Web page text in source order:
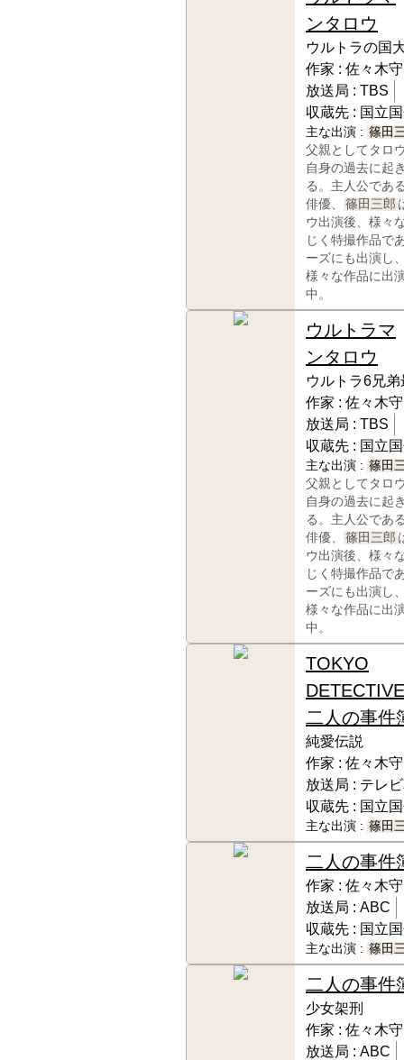
ンタロウ
ウルトラの国
作家 : 佐々木守
放送局 : TBS
収蔵先 : 国立
主な出演 : 篠田
父親としてタロ
自身の過去に起
る。主人公であ
俳優、
篠田三郎
ウ出演後、様々
じく特撮作品で
ーズにも出演し
様々な作品に出
中。
ウルトラマ
ンタロウ
ウルトラ6兄
作家 : 佐々木守
放送局 : TBS
収蔵先 : 国立
主な出演 : 篠田
父親としてタロ
自身の過去に起
る。主人公であ
俳優、
篠田三郎
ウ出演後、様々
じく特撮作品で
ーズにも出演し
様々な作品に出
中。
TOKYO
二人の事件
純愛伝説
作家 : 佐々木守
放送局 : テレ
収蔵先 : 国立
主な出演 : 篠田
二人の事件
作家 : 佐々木守
放送局 : ABC
収蔵先 : 国立
主な出演 : 篠田
二人の事件
少女架刑
作家 : 佐々木守
放送局 : ABC